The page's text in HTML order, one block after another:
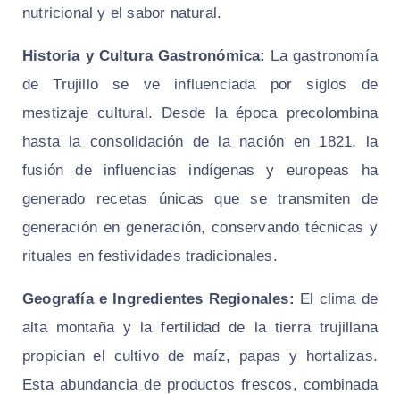
nutricional y el sabor natural.
Historia y Cultura Gastronómica: La gastronomía
de Trujillo se ve influenciada por siglos de
mestizaje cultural. Desde la época precolombina
hasta la consolidación de la nación en 1821, la
fusión de influencias indígenas y europeas ha
generado recetas únicas que se transmiten de
generación en generación, conservando técnicas y
rituales en festividades tradicionales.
Geografía e Ingredientes Regionales: El clima de
alta montaña y la fertilidad de la tierra trujillana
propician el cultivo de maíz, papas y hortalizas.
Esta abundancia de productos frescos, combinada